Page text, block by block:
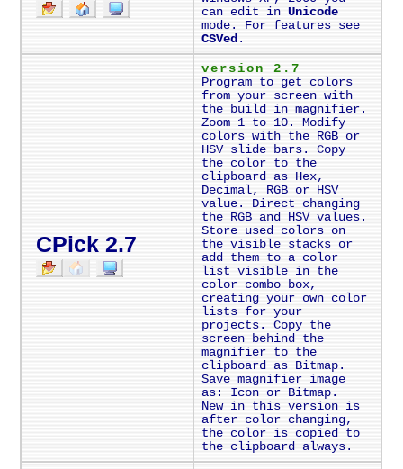
can edit inUnicode
mode. For features see
CSVed .
CPick 2.7
version 2.7
Program to get colors
from your screen with
the build in magnifier.
Zoom 1 to 10. Modify
colors with the RGB or
HSV slide bars. Copy
the color to the
clipboard as Hex,
Decimal, RGB or HSV
value. Direct changing
the RGB and HSV values.
Store used colors on
the visible stacks or
add them to a color
list visible in the
color combo box,
creating your own color
lists for your
projects. Copy the
screen behind the
magnifier to the
clipboard as Bitmap.
Save magnifier image
as: Icon or Bitmap.
New in this version is
after color changing,
the color is copied to
the clipboard always.